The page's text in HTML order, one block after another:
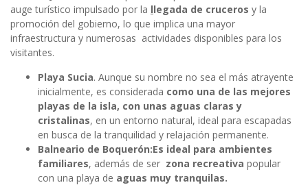
auge turístico impulsado por la llegada de cruceros y la
promoción del gobierno, lo que implica una mayor
infraestructura y numerosas actividades disponibles para los
visitantes.
Playa Sucia. Aunque su nombre no sea el más atrayente
inicialmente, es considerada como una de las mejores
playas de la isla, con unas aguas claras y
cristalinas, en un entorno natural, ideal para escapadas
en busca de la tranquilidad y relajación permanente.
Balneario de Boquerón:Es ideal para ambientes
familiares, además de ser zona recreativa popular
con una playa de aguas muy tranquilas.